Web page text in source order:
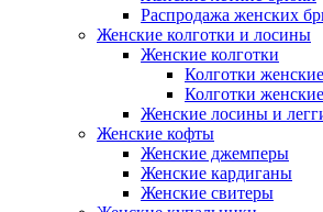
Распродажа женских
Женские колготки и лосины
Женские колготки
Колготки
Колготки
Женские лосины и
Женские кофты
Женские джемперы
Женские кардиганы
Женские свитеры